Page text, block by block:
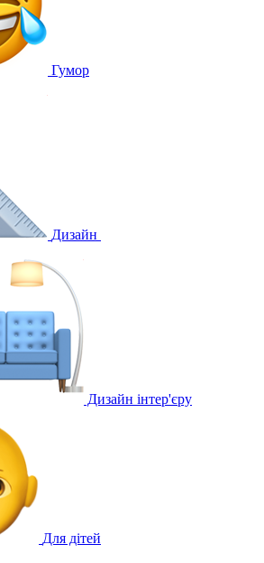
Гумор
Дизайн
Дизайн інтер'єру
Для дітей